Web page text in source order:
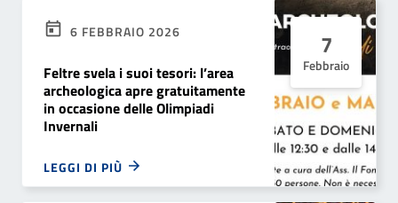
7
Febbraio
6 FEBBRAIO 2026
Feltre svela i suoi tesori: l’area
archeologica apre gratuitamente
in occasione delle Olimpiadi
Invernali
LEGGI DI PIÙ